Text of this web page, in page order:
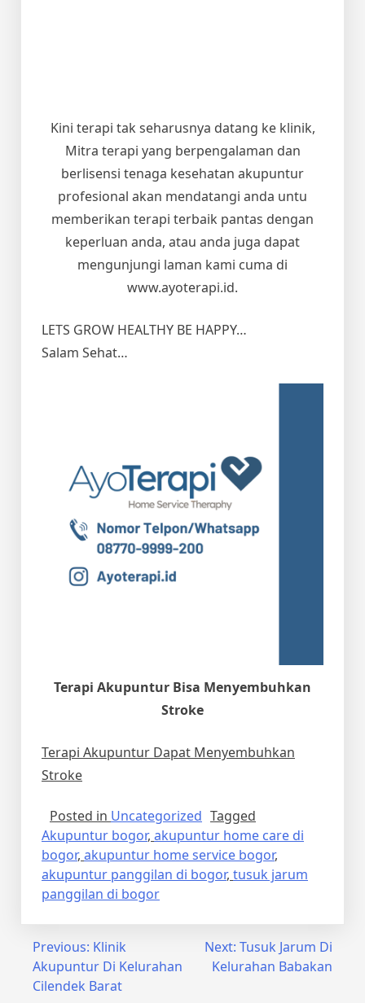
Kini terapi tak seharusnya datang ke klinik,
Mitra terapi yang berpengalaman dan
berlisensi tenaga kesehatan akupuntur
profesional akan mendatangi anda untu
memberikan terapi terbaik pantas dengan
keperluan anda, atau anda juga dapat
mengunjungi laman kami cuma di
www.ayoterapi.id.
LETS GROW HEALTHY BE HAPPY…
Salam Sehat…
Terapi Akupuntur Bisa Menyembuhkan
Stroke
Terapi Akupuntur Dapat Menyembuhkan
Stroke
Posted in Uncategorized Tagged
Akupuntur bogor, akupuntur home care di
bogor, akupuntur home service bogor,
akupuntur panggilan di bogor, tusuk jarum
panggilan di bogor
Post
navigation
Previous: Klinik
Akupuntur Di Kelurahan
Cilendek Barat
Next: Tusuk Jarum Di
Kelurahan Babakan